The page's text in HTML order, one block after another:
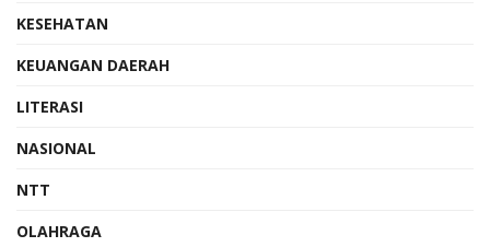
KESEHATAN
KEUANGAN DAERAH
LITERASI
NASIONAL
NTT
OLAHRAGA